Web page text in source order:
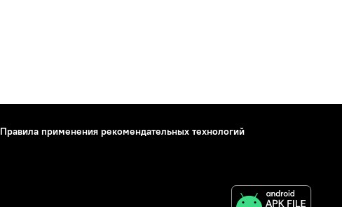
Правила применения рекомендательных технологий